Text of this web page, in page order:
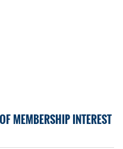
MEMBERSHIP INTEREST